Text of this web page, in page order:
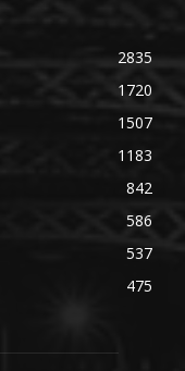
2835
1720
1507
1183
842
586
537
475